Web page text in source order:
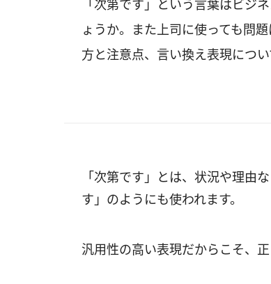
「次第です」という言葉はビジ
ょうか。また上司に使っても問
方と注意点、言い換え表現につい
「次第です」とは、状況や理由
す」のようにも使われます。
汎用性の高い表現だからこそ、